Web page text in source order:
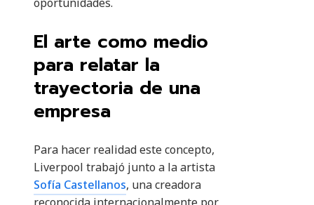
El arte como medio
para relatar la
trayectoria de una
empresa
Para hacer realidad este concepto,
Liverpool trabajó junto a la artista
Sofía Castellanos, una creadora